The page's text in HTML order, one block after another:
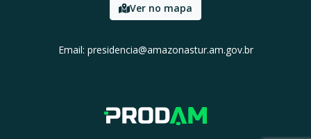
Ver no mapa
Email: presidencia@amazonastur.am.gov.br